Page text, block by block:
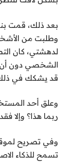
وطلبت من
لدهشتي، كان
الشخصي دون
قد يشكك في
وعلق أحد
ربما هذا؟ وإلا
تسمح للذكاء